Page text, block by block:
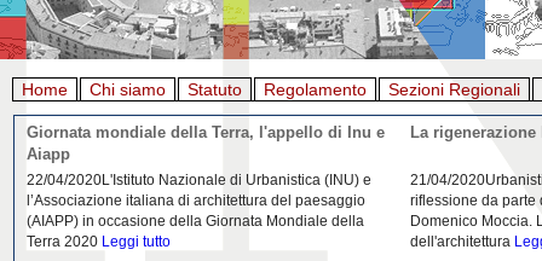
Home Chi siamo Statuto Regolamento Sezioni Regionali
Giornata mondiale della Terra, l'appello di Inu e
Aiapp
22/04/2020L'Istituto Nazionale di Urbanistica (INU) e
l’Associazione italiana di architettura del paesaggio
(AIAPP) in occasione della Giornata Mondiale della
Terra 2020 Leggi tutto
La
21/04/
riflessione da parte
Domenico Moccia.
dell'architettura